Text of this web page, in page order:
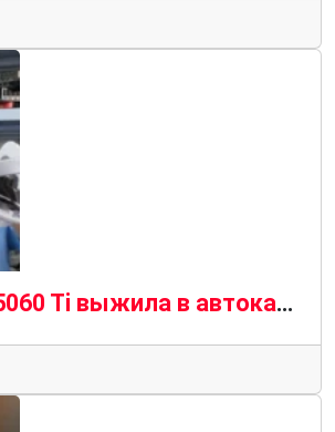
Nvidia RTX 5060 Ti выжила в автокатастрофе и выжила, чтобы рассказать об этом